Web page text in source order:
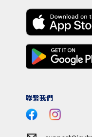
聯繫我們